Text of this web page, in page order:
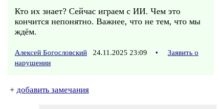
Кто их знает? Сейчас играем с ИИ. Чем это
кончится непонятно. Важнее, что не тем, что мы
ждём.
Алексей Богословский 24.11.2025 23:09 •
Заявить о
нарушении
+ добавить замечания